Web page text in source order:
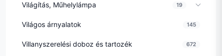
Világítás, Műhelylámpa 19
Világos árnyalatok 145
Villanyszerelési doboz és tartozék 672